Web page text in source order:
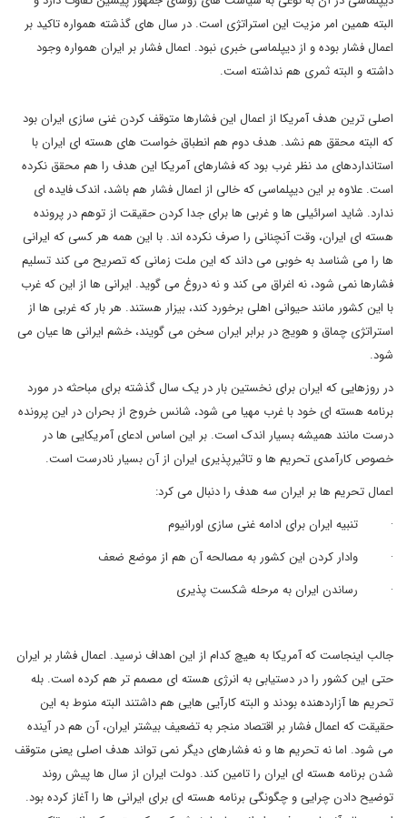
البته همین امر مزیت این استراتژی است. در سال های گذشته همواره تاکید بر
اعمال فشار بوده و از دیپلماسی خبری نبود. اعمال فشار بر ایران همواره وجود
داشته و البته ثمری هم نداشته است.
اصلی ترین هدف آمریکا از اعمال این فشارها متوقف کردن غنی سازی ایران بود
که البته محقق هم نشد. هدف دوم هم انطباق خواست های هسته ای ایران با
استانداردهای مد نظر غرب بود که فشارهای آمریکا این هدف را هم محقق نکرده
است. علاوه بر این دیپلماسی که خالی از اعمال فشار هم باشد، اندک فایده ای
ندارد. شاید اسرائیلی ها و غربی ها برای جدا کردن حقیقت از توهم در پرونده
هسته ای ایران، وقت آنچنانی را صرف نکرده اند. با این همه هر کسی که ایرانی
ها را می شناسد به خوبی می داند که این ملت زمانی که تصریح می کند تسلیم
فشارها نمی شود، نه اغراق می کند و نه دروغ می گوید. ایرانی ها از این که غرب
با این کشور مانند حیوانی اهلی برخورد کند، بیزار هستند. هر بار که غربی ها از
استراتژی چماق و هویج در برابر ایران سخن می گویند، خشم ایرانی ها عیان می
شود.
در روزهایی که ایران برای نخستین بار در یک سال گذشته برای مباحثه در مورد
برنامه هسته ای خود با غرب مهیا می شود، شانس خروج از بحران در این پرونده
درست مانند همیشه بسیار اندک است. بر این اساس ادعای آمریکایی ها در
خصوص کارآمدی تحریم ها و تاثیرپذیری ایران از آن بسیار نادرست است.
اعمال تحریم ها بر ایران سه هدف را دنبال می کرد:
· تنبیه ایران برای ادامه غنی سازی اورانیوم
· وادار کردن این کشور به مصالحه آن هم از موضع ضعف
· رساندن ایران به مرحله شکست پذیری
جالب اینجاست که آمریکا به هیچ کدام از این اهداف نرسید. اعمال فشار بر ایران
حتی این کشور را در دستیابی به انرژی هسته ای مصمم تر هم کرده است. بله
تحریم ها آزاردهنده بودند و البته کارآیی هایی هم داشتند البته منوط به این
حقیقت که اعمال فشار بر اقتصاد منجر به تضعیف بیشتر ایران، آن هم در آینده
می شود. اما نه تحریم ها و نه فشارهای دیگر نمی تواند هدف اصلی یعنی متوقف
شدن برنامه هسته ای ایران را تامین کند. دولت ایران از سال ها پیش روند
توضیح دادن چرایی و چگونگی برنامه هسته ای برای ایرانی ها را آغاز کرده بود.